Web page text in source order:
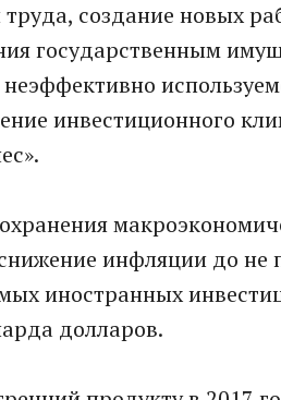
создание новых
государственным
инвестиционного
инфляции до
иностранных
долларов.